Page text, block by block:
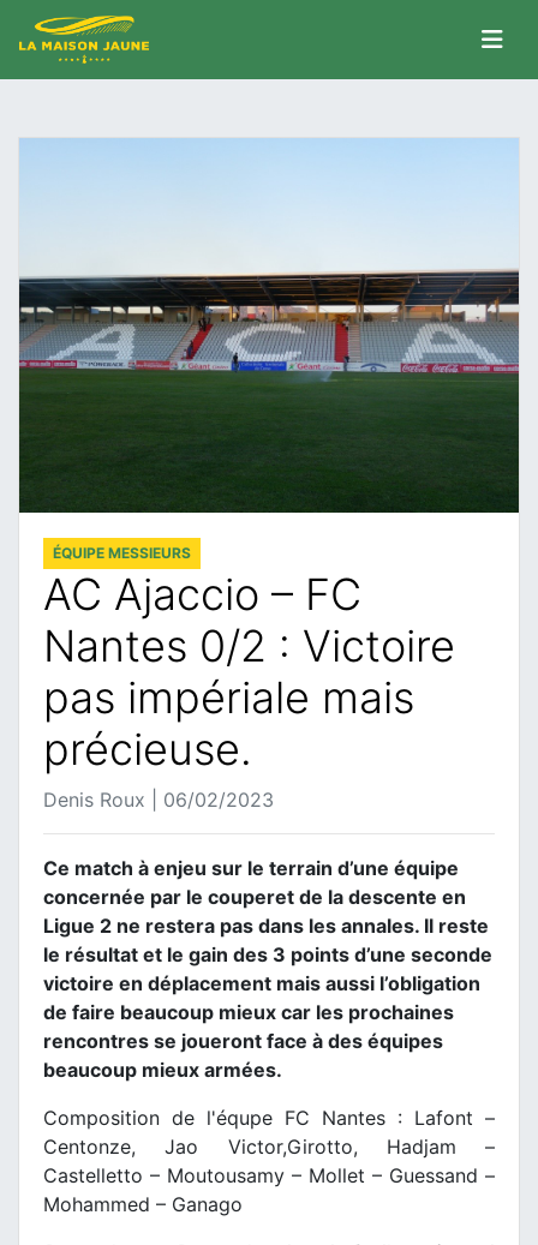
ÉQUIPE MESSIEURS
AC Ajaccio – FC
Nantes 0/2 : Victoire
pas impériale mais
précieuse.
Denis Roux | 06/02/2023
Ce match à enjeu sur le terrain d’une équipe
concernée par le couperet de la descente en
Ligue 2 ne restera pas dans les annales. Il reste
le résultat et le gain des 3 points d’une seconde
victoire en déplacement mais aussi l’obligation
de faire beaucoup mieux car les prochaines
rencontres se joueront face à des équipes
beaucoup mieux armées.
Composition de l'équpe FC Nantes : Lafont –
Centonze, Jao Victor,Girotto, Hadjam –
Castelletto – Moutousamy – Mollet – Guessand –
Mohammed – Ganago